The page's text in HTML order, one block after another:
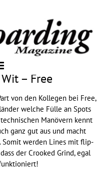
– Free
von den Kollegen bei Free,
welche Fülle an Spots
Manövern kennt
ganz gut aus und macht
Somit werden Lines mit flip-
der Crooked Grind, egal